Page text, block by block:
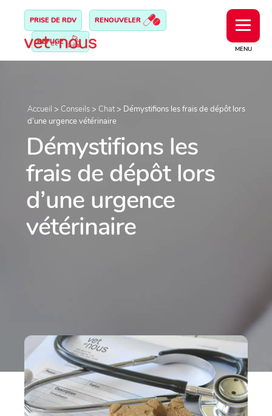
MENU
PRISE DE RDV RENOUVELER
REFUGE
Accueil > Conseils > Chat > Démystifions les frais de dépôt lors
d’une urgence vétérinaire
Démystifions les
frais de dépôt lors
d’une urgence
vétérinaire